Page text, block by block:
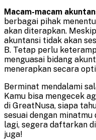
Macam-macam
berbagai pihak
akan diterapkan.
akuntansi tidak akan
B. Tetap perlu
menguasai bidang
menerapkan secara
Berminat mendalami
Kamu bisa mengecek
di GreatNusa, siapa
sesuai dengan
lagi, segera daftarkan
juga!